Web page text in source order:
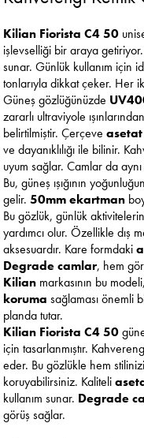
Kilian Fiorista C4 50
işlevselliği bir araya
sunar. Günlük kullanım için
tonlarıyla dikkat çeker. Her
Güneş gözlüğünüzde
zararlı ultraviyole
belirtilmiştir. Çerçeveasetat
ve dayanıklılığı ile bilinir.
uyum sağlar. Camlar da
Bu, güneş ışığının
gelir.50mm ekartman
Bu gözlük, günlük
yardımcı olur. Özellikle
aksesuardır. Kare formdaki
Degrade camlar, hem
Kilian markasının bu
koruma sağlaması önemli
planda tutar.
Kilian Fiorista C4 50
için tasarlanmıştır.
eder. Bu gözlükle hem
koruyabilirsiniz. Kaliteli
kullanım sunar. Degrade
görüş sağlar.